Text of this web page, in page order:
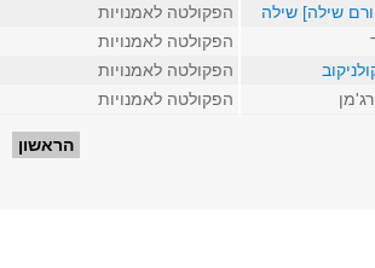
שילה] שילה
הפקולטה לאמנויות
הפקולטה לאמנויות
הפקולטה לאמנויות
הפקולטה לאמנויות
הראשון